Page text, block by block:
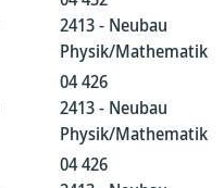
2413 - Neubau
Physik/Mathematik
04 426
2413 - Neubau
Physik/Mathematik
04 426